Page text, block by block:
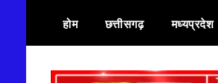
content
होम छत्तीसगढ़ मध्यप्रदेश